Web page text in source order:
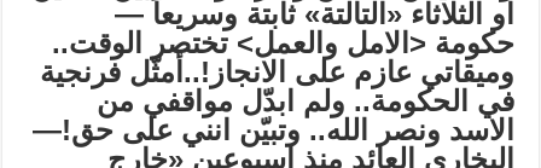
او الثلاثاء «التالتة» ثابتة وسريعاً —
حكومة <الامل والعمل> تختصر الوقت..
وميقاتي عازم على الانجاز !..أمثّل فرنجية
في الحكومة.. ولم ابدّل مواقفي من
الاسد ونصر الله.. وتبيّن انني على حق!—
البخاري العائد منذ اسبوعين «خارج